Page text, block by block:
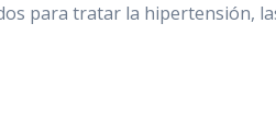
para tratar la hipertensión,